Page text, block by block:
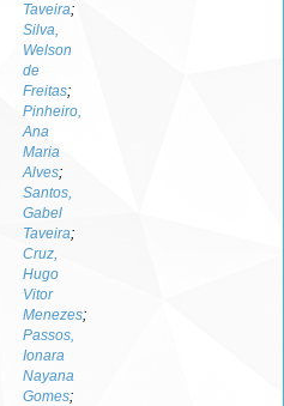
Taveira;
Silva,
Welson
de
Freitas;
Pinheiro,
Ana
Maria
Alves;
Santos,
Gabel
Taveira;
Cruz,
Hugo
Vitor
Menezes;
Passos,
Ionara
Nayana
Gomes;